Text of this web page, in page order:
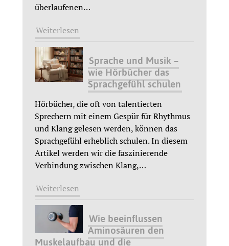
überlaufenen…
Weiterlesen
Sprache und Musik –
wie Hörbücher das
Sprachgefühl schulen
Hörbücher, die oft von talentierten
Sprechern mit einem Gespür für Rhythmus
und Klang gelesen werden, können das
Sprachgefühl erheblich schulen. In diesem
Artikel werden wir die faszinierende
Verbindung zwischen Klang,…
Weiterlesen
Wie beeinflussen
Aminosäuren den
Muskelaufbau und die